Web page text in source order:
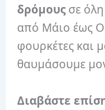
δρόμουςσε όλη
από Μάιο έως
φουρκέτες και
θαυμάσουμε
Διαβάστε